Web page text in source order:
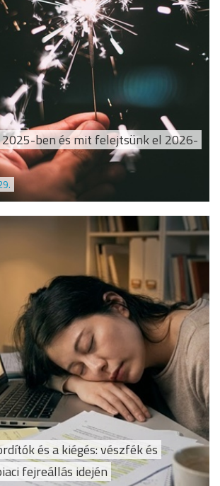
ben és mit felejtsünk el 2026-
és a kiégés: vészfék és
fejreállás idején